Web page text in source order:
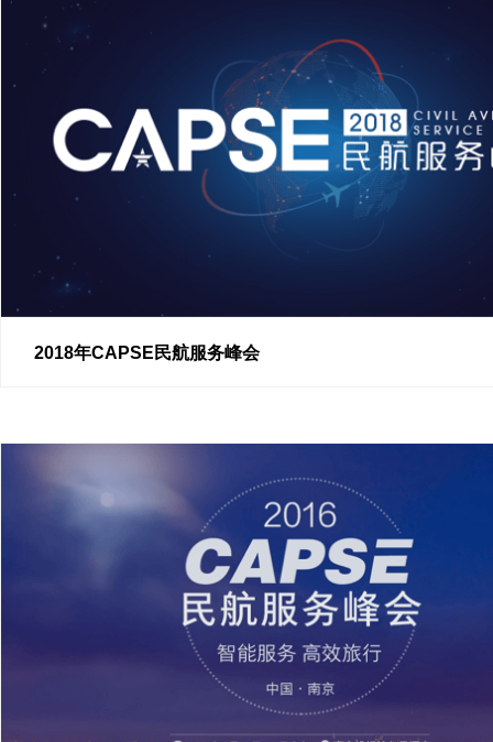
2018年CAPSE民航服务峰会